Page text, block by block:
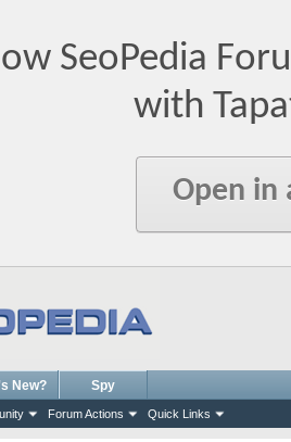
SeoPedia
with
Open in
Forum Actions Quick Links
New? Spy